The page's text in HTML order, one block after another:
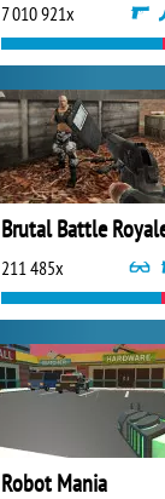
7 010 921x
Brutal Battle
211 485x
Robot Mania